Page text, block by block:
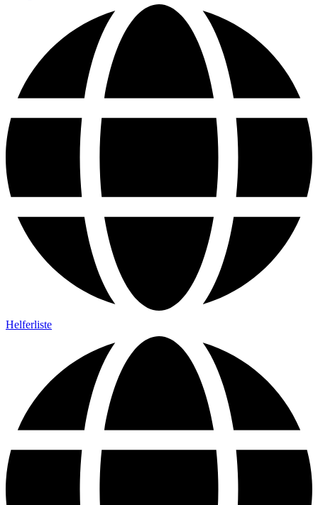
Helferliste